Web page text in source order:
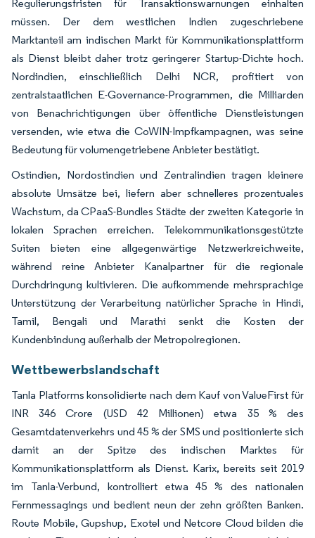
Regulierungsfristen für Transaktionswarnungen einhalten
müssen. Der dem westlichen Indien zugeschriebene
Marktanteil am indischen Markt für Kommunikationsplattform
als Dienst bleibt daher trotz geringerer Startup-Dichte hoch.
Nordindien, einschließlich Delhi NCR, profitiert von
zentralstaatlichen E-Governance-Programmen, die Milliarden
von Benachrichtigungen über öffentliche Dienstleistungen
versenden, wie etwa die CoWIN-Impfkampagnen, was seine
Bedeutung für volumengetriebene Anbieter bestätigt.
Ostindien, Nordostindien und Zentralindien tragen kleinere
absolute Umsätze bei, liefern aber schnelleres prozentuales
Wachstum, da CPaaS-Bundles Städte der zweiten Kategorie in
lokalen Sprachen erreichen. Telekommunikationsgestützte
Suiten bieten eine allgegenwärtige Netzwerkreichweite,
während reine Anbieter Kanalpartner für die regionale
Durchdringung kultivieren. Die aufkommende mehrsprachige
Unterstützung der Verarbeitung natürlicher Sprache in Hindi,
Tamil, Bengali und Marathi senkt die Kosten der
Kundenbindung außerhalb der Metropolregionen.
Wettbewerbslandschaft
Tanla Platforms konsolidierte nach dem Kauf von ValueFirst für
INR 346 Crore (USD 42 Millionen) etwa 35 % des
Gesamtdatenverkehrs und 45 % der SMS und positionierte sich
damit an der Spitze des indischen Marktes für
Kommunikationsplattform als Dienst. Karix, bereits seit 2019
im Tanla-Verbund, kontrolliert etwa 45 % des nationalen
Fernmessagings und bedient neun der zehn größten Banken.
Route Mobile, Gupshup, Exotel und Netcore Cloud bilden die